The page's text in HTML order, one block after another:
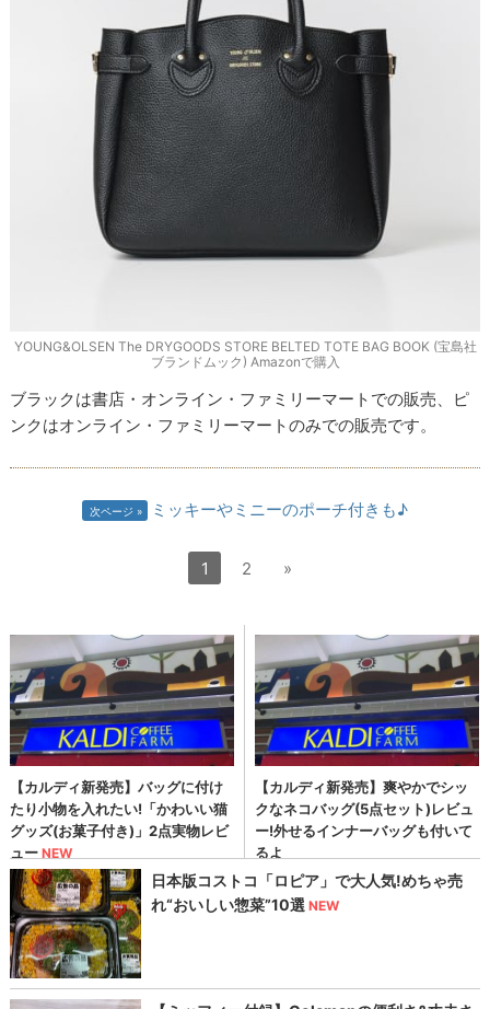
YOUNG&OLSEN The DRYGOODS STORE BELTED TOTE BAG BOOK (宝島社
ブランドムック) Amazonで購入
ブラックは書店・オンライン・ファミリーマートでの販売、ピ
ンクはオンライン・ファミリーマートのみでの販売です。
次ページ ミッキーやミニーのポーチ付きも♪
1 2 »